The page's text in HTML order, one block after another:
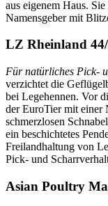
aus eigenem Haus.
Namensgeber mit
LZ Rheinland
Für natürliches Pick-
verzichtet die
bei Legehennen. Vor
der EuroTier mit einer
schmerzlosen
ein beschichtetes
Freilandhaltung von
Pick- und
Asian Poultry